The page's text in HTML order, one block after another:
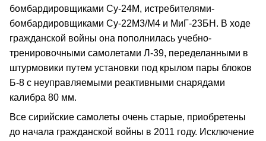
бомбардировщиками Су-24М, истребителями-
бомбардировщиками Су-22М3/М4 и МиГ-23БН. В ходе
гражданской войны она пополнилась учебно-
тренировочными самолетами Л-39, переделанными в
штурмовики путем установки под крылом пары блоков
Б-8 с неуправляемыми реактивными снарядами
калибра 80 мм.
Все сирийские самолеты очень старые, приобретены
до начала гражданской войны в 2011 году. Исключение